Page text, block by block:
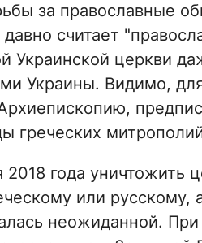
за православные
считает
Украинской церкви
Украины. Видимо,
греческих
года уничтожить
или русскому,
неожиданной.